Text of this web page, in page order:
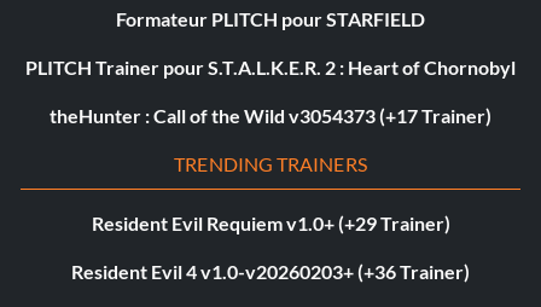
Formateur PLITCH pour STARFIELD
PLITCH Trainer pour S.T.A.L.K.E.R. 2 : Heart of Chornobyl
theHunter : Call of the Wild v3054373 (+17 Trainer)
TRENDING TRAINERS
Resident Evil Requiem v1.0+ (+29 Trainer)
Resident Evil 4 v1.0-v20260203+ (+36 Trainer)